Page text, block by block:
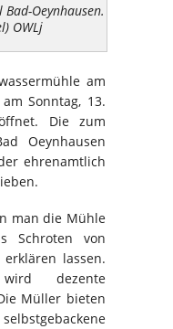
Oeynhausen.
OWLj
am
Sonntag, 13.
Die zum
Oeynhausen
ehrenamtlich
man die Mühle
Schroten von
lassen.
dezente
Müller bieten